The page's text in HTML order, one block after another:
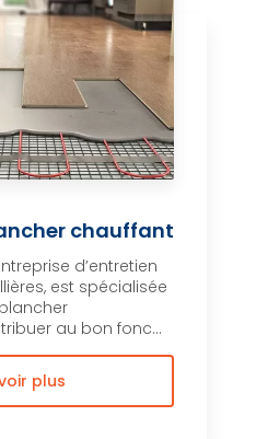
chauffant
d’entretien
est spécialisée
au bon fonc...
plus